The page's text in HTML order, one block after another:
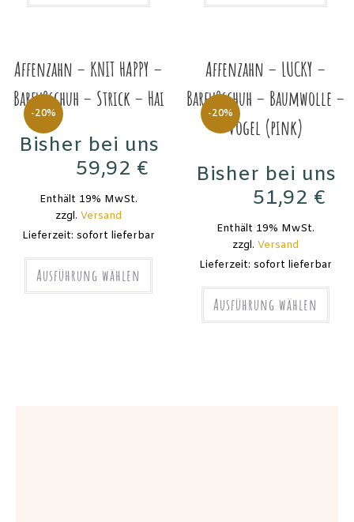
-20%
Affenzahn – KNIT HAPPY –
Barfußschuh – Strick – Hai
Bisher bei uns
59,92 €
Enthält 19% MwSt.
zzgl. Versand
Lieferzeit: sofort lieferbar
Ausführung wählen
-20%
Affenzahn – LUCKY –
Barfußschuh – Baumwolle –
Vogel (pink)
Bisher bei uns
51,92 €
Enthält 19% MwSt.
zzgl. Versand
Lieferzeit: sofort lieferbar
Ausführung wählen